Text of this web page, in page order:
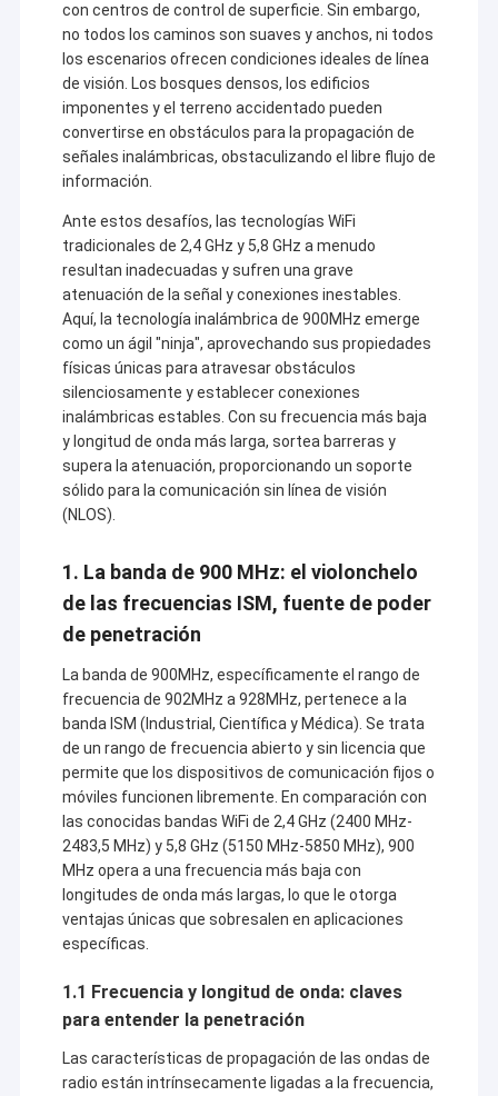
con centros de control de superficie. Sin embargo,
no todos los caminos son suaves y anchos, ni todos
los escenarios ofrecen condiciones ideales de línea
de visión. Los bosques densos, los edificios
imponentes y el terreno accidentado pueden
convertirse en obstáculos para la propagación de
señales inalámbricas, obstaculizando el libre flujo de
información.
Ante estos desafíos, las tecnologías WiFi
tradicionales de 2,4 GHz y 5,8 GHz a menudo
resultan inadecuadas y sufren una grave
atenuación de la señal y conexiones inestables.
Aquí, la tecnología inalámbrica de 900MHz emerge
como un ágil "ninja", aprovechando sus propiedades
físicas únicas para atravesar obstáculos
silenciosamente y establecer conexiones
inalámbricas estables. Con su frecuencia más baja
y longitud de onda más larga, sortea barreras y
supera la atenuación, proporcionando un soporte
sólido para la comunicación sin línea de visión
(NLOS).
1. La banda de 900 MHz: el violonchelo
de las frecuencias ISM, fuente de poder
de penetración
La banda de 900MHz, específicamente el rango de
frecuencia de 902MHz a 928MHz, pertenece a la
banda ISM (Industrial, Científica y Médica). Se trata
de un rango de frecuencia abierto y sin licencia que
permite que los dispositivos de comunicación fijos o
móviles funcionen libremente. En comparación con
las conocidas bandas WiFi de 2,4 GHz (2400 MHz-
2483,5 MHz) y 5,8 GHz (5150 MHz-5850 MHz), 900
MHz opera a una frecuencia más baja con
longitudes de onda más largas, lo que le otorga
ventajas únicas que sobresalen en aplicaciones
específicas.
1.1 Frecuencia y longitud de onda: claves
para entender la penetración
Las características de propagación de las ondas de
radio están intrínsecamente ligadas a la frecuencia,